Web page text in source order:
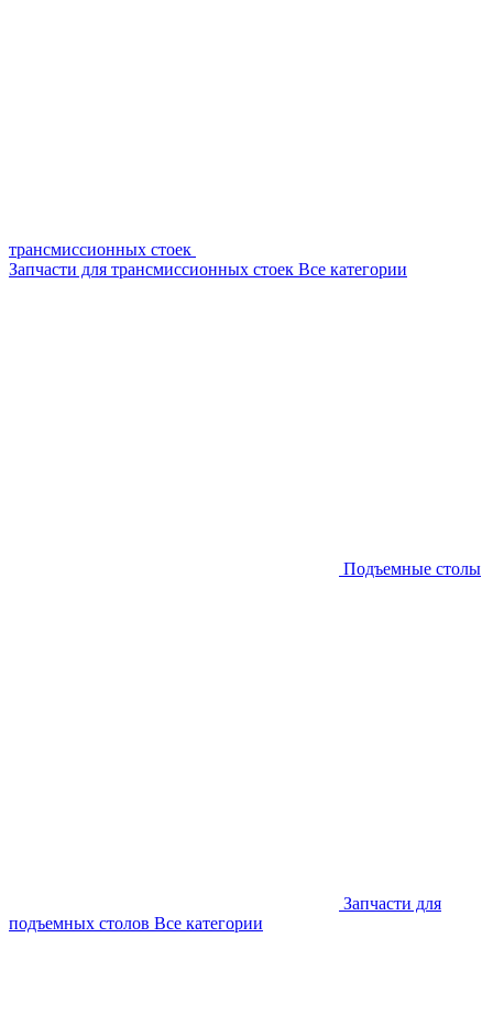
трансмиссионных стоек
Запчасти для трансмиссионных стоек Все категории
Подъемные столы
Запчасти для
подъемных столов Все категории